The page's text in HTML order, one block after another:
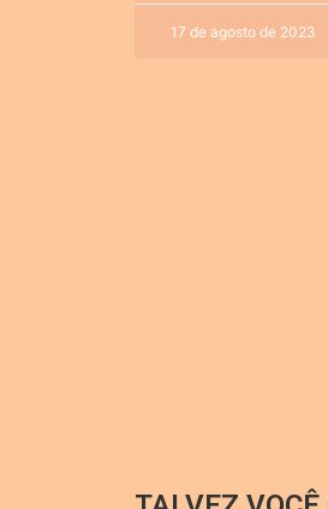
17 de agosto de 2023